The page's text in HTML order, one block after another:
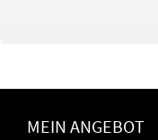
MEIN ANGEBOT